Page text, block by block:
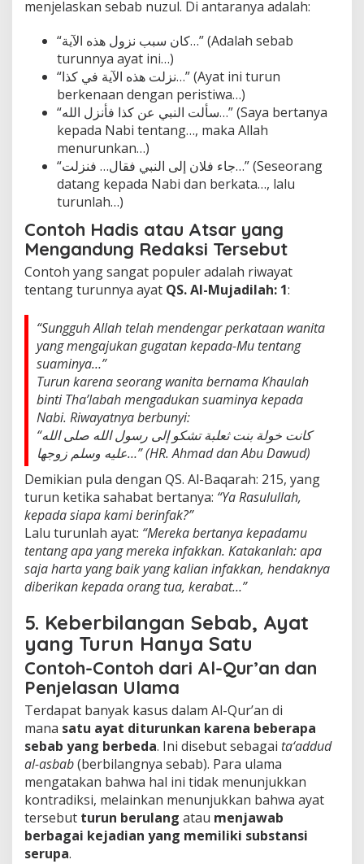
menjelaskan sebab nuzul. Di antaranya adalah:
“كان سبب نزول هذه الآية…” (Adalah sebab
turunnya ayat ini…)
“نزلت هذه الآية في كذا…” (Ayat ini turun
berkenaan dengan peristiwa…)
“سألت النبي عن كذا فأنزل الله…” (Saya bertanya
kepada Nabi tentang…, maka Allah
menurunkan…)
“جاء فلان إلى النبي فقال… فنزلت…” (Seseorang
datang kepada Nabi dan berkata…, lalu
turunlah…)
Contoh Hadis atau Atsar yang
Mengandung Redaksi Tersebut
Contoh yang sangat populer adalah riwayat
tentang turunnya ayat QS. Al-Mujadilah: 1:
“Sungguh Allah telah mendengar perkataan wanita
yang mengajukan gugatan kepada-Mu tentang
suaminya…”
Turun karena seorang wanita bernama Khaulah
binti Tha’labah mengadukan suaminya kepada
Nabi. Riwayatnya berbunyi:
“كانت خولة بنت ثعلبة تشكو إلى رسول الله صلى الله
عليه وسلم زوجها…” (HR. Ahmad dan Abu Dawud)
Demikian pula dengan QS. Al-Baqarah: 215, yang
turun ketika sahabat bertanya: “Ya Rasulullah,
kepada siapa kami berinfak?”
Lalu turunlah ayat: “Mereka bertanya kepadamu
tentang apa yang mereka infakkan. Katakanlah: apa
saja harta yang baik yang kalian infakkan, hendaknya
diberikan kepada orang tua, kerabat…”
5. Keberbilangan Sebab, Ayat
yang Turun Hanya Satu
Contoh-Contoh dari Al-Qur’an dan
Penjelasan Ulama
Terdapat banyak kasus dalam Al-Qur’an di
mana satu ayat diturunkan karena beberapa
sebab yang berbeda. Ini disebut sebagai ta‘addud
al-asbab(berbilangnya sebab). Para ulama
mengatakan bahwa hal ini tidak menunjukkan
kontradiksi, melainkan menunjukkan bahwa ayat
tersebut turun berulang atau menjawab
berbagai kejadian yang memiliki substansi
serupa.